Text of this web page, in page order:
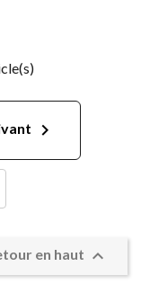

en haut 